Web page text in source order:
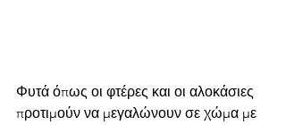
Φυτά όπως οι φτέρες και οι αλοκάσιες
προτιμούν να μεγαλώνουν σε χώμα με